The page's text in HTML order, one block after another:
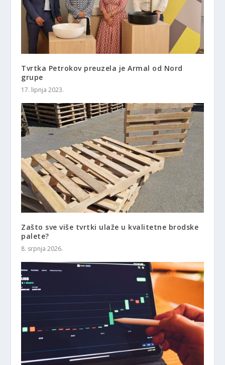
Tvrtka Petrokov preuzela je Armal od Nord
grupe
17. lipnja 2023.
Zašto sve više tvrtki ulaže u kvalitetne brodske
palete?
8. srpnja 2026.